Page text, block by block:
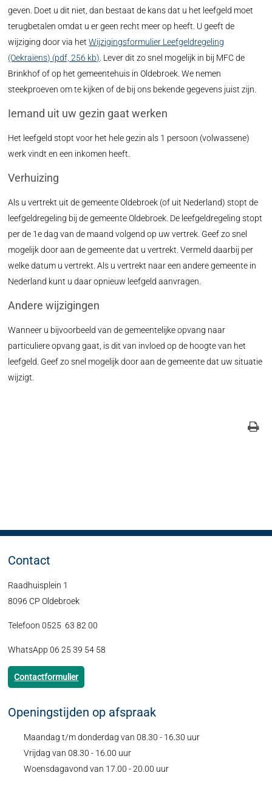
geven. Doet u dit niet, dan bestaat de kans dat u het leefgeld moet
terugbetalen omdat u er geen recht meer op heeft. U geeft de
wijziging door via hetWijzigingsformulier Leefgeldregeling
(Oekraïens) (pdf, 256 kb) . Lever dit zo snel mogelijk in bij MFC de
Brinkhof of op het gemeentehuis in Oldebroek. We nemen
steekproeven om te kijken of de bij ons bekende gegevens juist zijn.
Iemand uit uw gezin gaat werken
Het leefgeld stopt voor het hele gezin als 1 persoon (volwassene)
werk vindt en een inkomen heeft.
Verhuizing
Als u vertrekt uit de gemeente Oldebroek (of uit Nederland) stopt de
leefgeldregeling bij de gemeente Oldebroek. De leefgeldregeling stopt
per de 1e dag van de maand volgend op uw vertrek. Geef zo snel
mogelijk door aan de gemeente dat u vertrekt. Vermeld daarbij per
welke datum u vertrekt. Als u vertrekt naar een andere gemeente in
Nederland kunt u daar opnieuw leefgeld aanvragen.
Andere wijzigingen
Wanneer u bijvoorbeeld van de gemeentelijke opvang naar
particuliere opvang gaat, is dit van invloed op de hoogte van het
leefgeld. Geef zo snel mogelijk door aan de gemeente dat uw situatie
wijzigt.
Contact
Raadhuisplein 1
8096 CP Oldebroek
Telefoon 0525 63 82 00
WhatsApp 06 25 39 54 58
Contactformulier
Openingstijden op afspraak
Maandag t/m donderdag van 08.30 - 16.30 uur
Vrijdag van 08.30 - 16.00 uur
Woensdagavond van 17.00 - 20.00 uur